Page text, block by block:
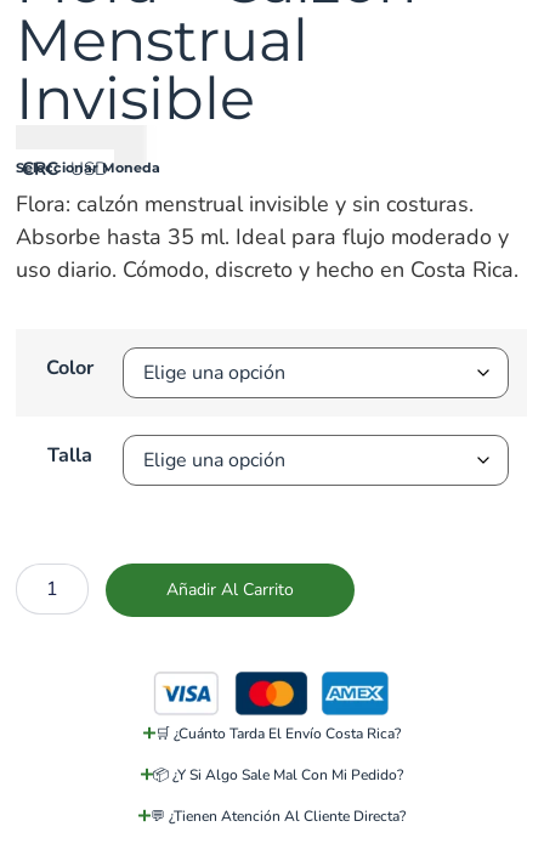
Menstrual
Invisible
CRC USD
Seleccionar Moneda
Flora: calzón menstrual invisible y sin costuras.
Absorbe hasta 35 ml. Ideal para flujo moderado y
uso diario. Cómodo, discreto y hecho en Costa Rica.
Color
Talla
Añadir Al Carrito
🛒 ¿Cuánto Tarda El Envío Costa Rica?
📦 ¿Y Si Algo Sale Mal Con Mi Pedido?
💬 ¿Tienen Atención Al Cliente Directa?